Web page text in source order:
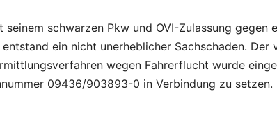
schwarzen Pkw und OVI-Zulassung gegen
ein nicht unerheblicher Sachschaden. Der
wegen Fahrerflucht wurde
09436/903893-0 in Verbindung zu setzen.